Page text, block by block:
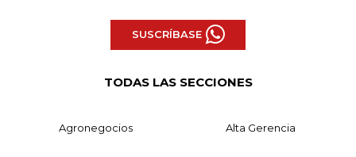
SUSCRÍBASE
TODAS LAS SECCIONES
Agronegocios Alta Gerencia